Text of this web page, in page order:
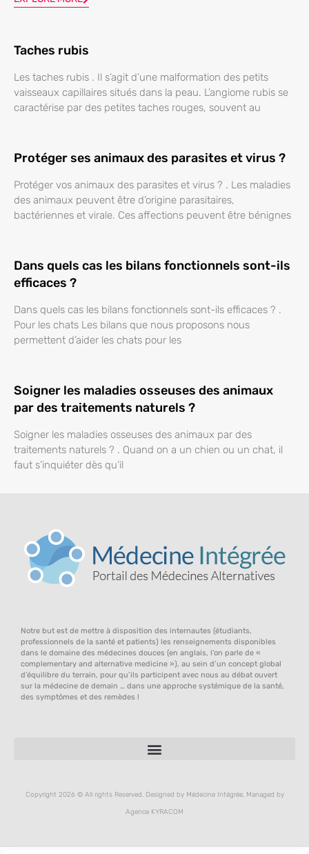
Taches rubis
Les taches rubis . Il s’agit d’une malformation des petits
vaisseaux capillaires situés dans la peau. L’angiome rubis se
caractérise par des petites taches rouges, souvent au
Protéger ses animaux des parasites et virus ?
Protéger vos animaux des parasites et virus ? . Les maladies
des animaux peuvent être d’origine parasitaires,
bactériennes et virale. Ces affections peuvent être bénignes
Dans quels cas les bilans fonctionnels sont-ils
efficaces ?
Dans quels cas les bilans fonctionnels sont-ils efficaces ? .
Pour les chats Les bilans que nous proposons nous
permettent d’aider les chats pour les
Soigner les maladies osseuses des animaux
par des traitements naturels ?
Soigner les maladies osseuses des animaux par des
traitements naturels ? . Quand on a un chien ou un chat, il
faut s’inquiéter dès qu’il
Notre but est de mettre à disposition des internautes (étudiants,
professionnels de la santé et patients) les renseignements disponibles
dans le domaine des médecines douces (en anglais, l’on parle de «
complementary and alternative medicine »), au sein d’un concept global
d’équilibre du terrain, pour qu’ils participent avec nous au débat ouvert
sur la médecine de demain … dans une approche systémique de la santé,
des symptômes et des remèdes !
Copyright 2026 © All rights Reserved. Designed by Médecine Intégrée, Managed by
Agence KYRACOM